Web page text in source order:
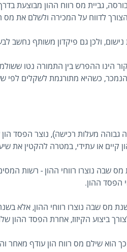
גביית מס רווח ההון מבוצעת
לדווח על המכירה ולשלם את מס
ולכן גם פיקדון משותף נחשב
הינו ההפרש בין התמורה נטו
הנמכר, כשהיא מתורגמת לשקלים לפי
גבוהה מעלות רכישה), נוצר הפסד
קיים או עתידי, במטרה להקטין את
שבה נוצרו רווחי ההון - רשות
הפסד ההון.
מס שבה נוצרו רווחי ההון, אלא
ביצוע הקיזוז, אחרת הפסד ההון
שילם מס רווח הון עודף מאחר